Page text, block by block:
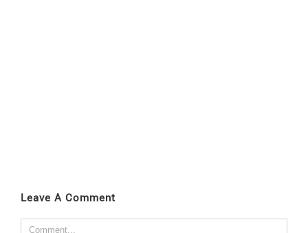
Leave A Comment
Comment